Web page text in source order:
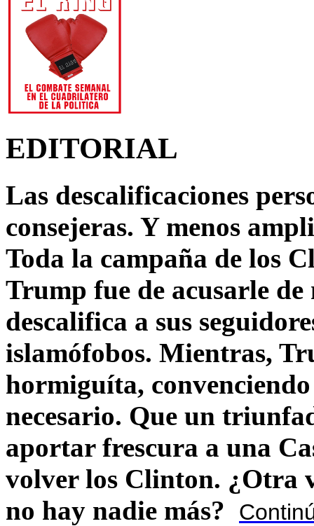
EDITORIAL
Las descalificaciones
consejeras. Y menos
Toda la campaña de los
Trump fue de acusarle
descalifica a sus
islamófobos. Mientras,
hormiguíta,
necesario. Que un
aportar frescura a una
volver los Clinton. ¿Otra
no hay nadie más?